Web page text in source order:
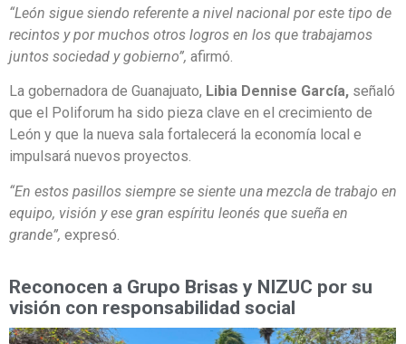
“León sigue siendo referente a nivel nacional por este tipo de
recintos y por muchos otros logros en los que trabajamos
juntos sociedad y gobierno”, afirmó.
La gobernadora de Guanajuato, Libia Dennise García, señaló
que el Poliforum ha sido pieza clave en el crecimiento de
León y que la nueva sala fortalecerá la economía local e
impulsará nuevos proyectos.
“En estos pasillos siempre se siente una mezcla de trabajo en
equipo, visión y ese gran espíritu leonés que sueña en
grande”, expresó.
Reconocen a Grupo Brisas y NIZUC por su
visión con responsabilidad social